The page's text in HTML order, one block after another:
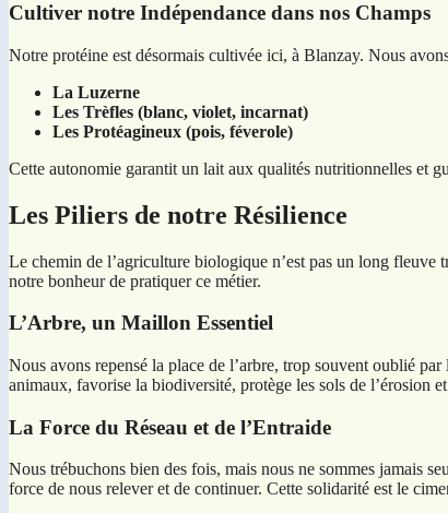
Cultiver notre Indépendance dans nos Champs
Notre protéine est désormais cultivée ici, à Blanzay. Nous
La Luzerne
Les Trèfles (blanc, violet, incarnat)
Les Protéagineux (pois, féverole)
Cette autonomie garantit un lait aux qualités nutritionnelles et
Les Piliers de notre Résilience
Le chemin de l’agriculture biologique n’est pas un long fleuve
notre bonheur de pratiquer ce métier.
L’Arbre, un Maillon Essentiel
Nous avons repensé la place de l’arbre, trop souvent oublié
animaux, favorise la biodiversité, protège les sols de l’érosion
La Force du Réseau et de l’Entraide
Nous trébuchons bien des fois, mais nous ne sommes jamais
force de nous relever et de continuer. Cette solidarité est le